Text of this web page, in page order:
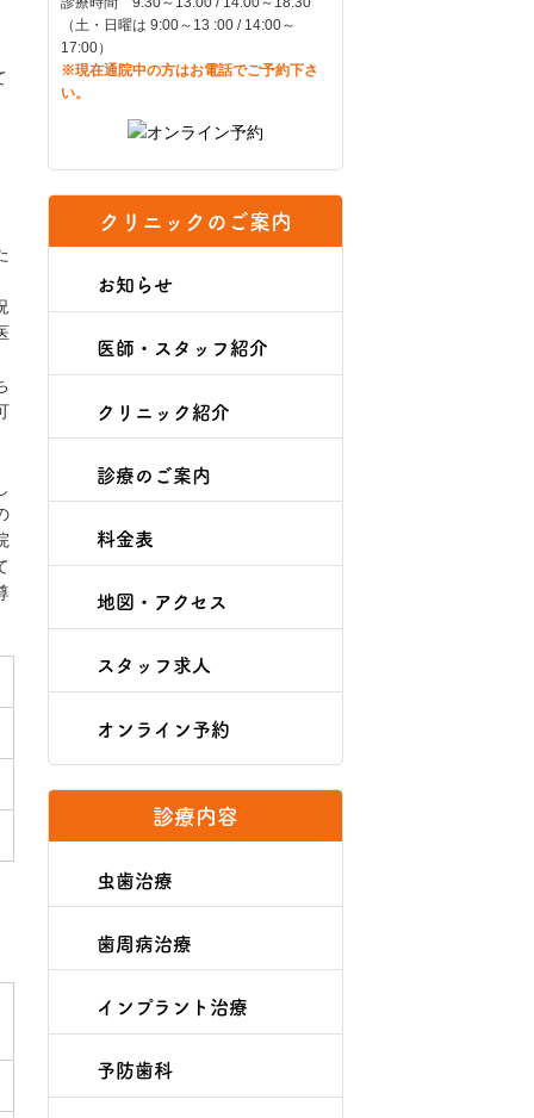
（土・日曜は 9:00～13 :00 / 14:00～
17:00）
※現在通院中の方はお電話でご予約下さ
い。
クリニックのご案内
お知らせ
医師・スタッフ紹介
クリニック紹介
診療のご案内
料金表
地図・アクセス
スタッフ求人
オンライン予約
診療内容
虫歯治療
歯周病治療
インプラント治療
予防歯科